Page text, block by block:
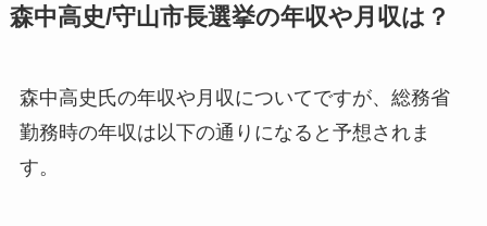
森中高史/守山市長選挙の年収や月収は？
森中高史氏の年収や月収についてですが、総務省
勤務時の年収は以下の通りになると予想されま
す。